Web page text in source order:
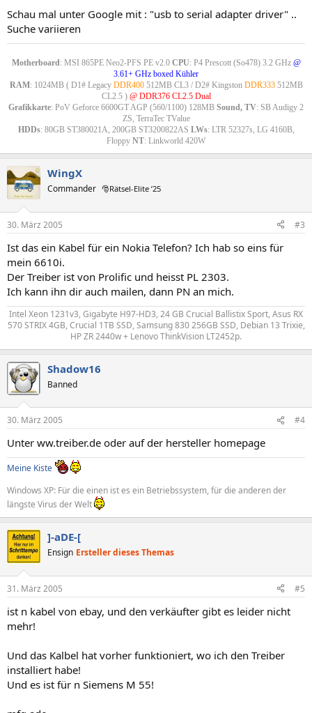
Schau mal unter Google mit : "usb to serial adapter driver" ..
Suche variieren
Motherboard: MSI 865PE Neo2-PFS PE v2.0 CPU: P4 Prescott (So478) 3.2 GHz @
3.61+ GHz boxed Kühler
RAM: 1024MB ( D1# Legacy DDR400512MB CL3 / D2# Kingston DDR333512MB
CL2.5 ) @ DDR376 CL2.5 Dual
Grafikkarte: PoV Geforce 6600GT AGP (560/1100) 128MB Sound, TV: SB Audigy 2
ZS, TerraTec TValue
HDDs: 80GB ST380021A, 200GB ST3200822AS LWs: LTR 52327s, LG 4160B,
Floppy NT: Linkworld 420W​
WingX
Commander 🎅Rätsel-Elite ’25
30. März 2005 #3
Ist das ein Kabel für ein Nokia Telefon? Ich hab so eins für
mein 6610i.
Der Treiber ist von Prolific und heisst PL 2303.
Ich kann ihn dir auch mailen, dann PN an mich.
Intel Xeon 1231v3, Gigabyte H97-HD3, 24 GB Crucial Ballistix Sport, Asus RX
570 STRIX 4GB, Crucial 1TB SSD, Samsung 830 256GB SSD, Debian 13 Trixie,
HP ZR 2440w + Lenovo ThinkVision LT2452p.​
Shadow16
Banned
30. März 2005 #4
Unter ww.treiber.de oder auf der hersteller homepage
Meine Kiste
Windows XP: Für die einen ist es ein Betriebssystem, für die anderen der
längste Virus der Welt
]-aDE-[
Ensign Ersteller dieses Themas
31. März 2005 #5
ist n kabel von ebay, und den verkäufter gibt es leider nicht
mehr!
Und das Kalbel hat vorher funktioniert, wo ich den Treiber
installiert habe!
Und es ist für n Siemens M 55!